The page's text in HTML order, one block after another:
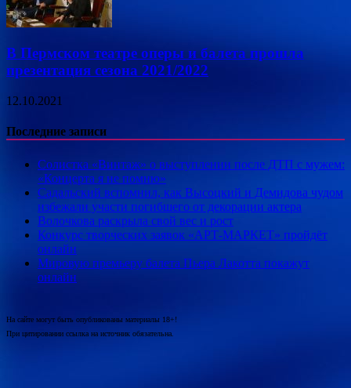
В Пермском театре оперы и балета прошла
презентация сезона 2021/2022
12.10.2021
Последние записи
Солистка «Винтаж» о выступлении после ДТП с мужем:
«Концерта я не помню»
Садальский вспомнил, как Высоцкий и Демидова чудом
избежали участи погибшего от декорации актера
Волочкова раскрыла свой вес и рост
Конкурс творческих заявок «АРТ-МАРКЕТ» пройдёт
онлайн
Мировую премьеру балета Пьера Лакотта покажут
онлайн
На сайте могут быть опубликованы материалы 18+!
При цитировании ссылка на источник обязательна.